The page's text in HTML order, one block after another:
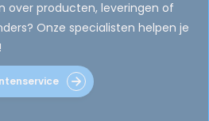
over producten, leveringen of
Onze specialisten helpen je